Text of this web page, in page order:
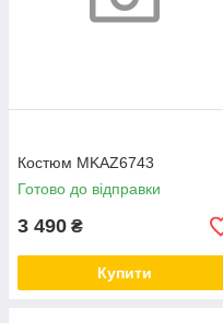
Костюм MKAZ6743
Готово до відправки
3 490 ₴
Купити